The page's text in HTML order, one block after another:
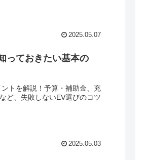
2025.05.07
っておきたい基本の
トを解説！予算・補助金、充
ど、失敗しないEV選びのコツ
2025.05.03